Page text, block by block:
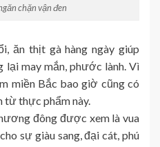
chặn vận đen
ăn thịt gà hàng ngày giúp
lại may mắn, phước lành. Vì
miền Bắc bao giờ cũng có
từ thực phẩm này.
đông được xem là vua
sự giàu sang, đại cát, phú